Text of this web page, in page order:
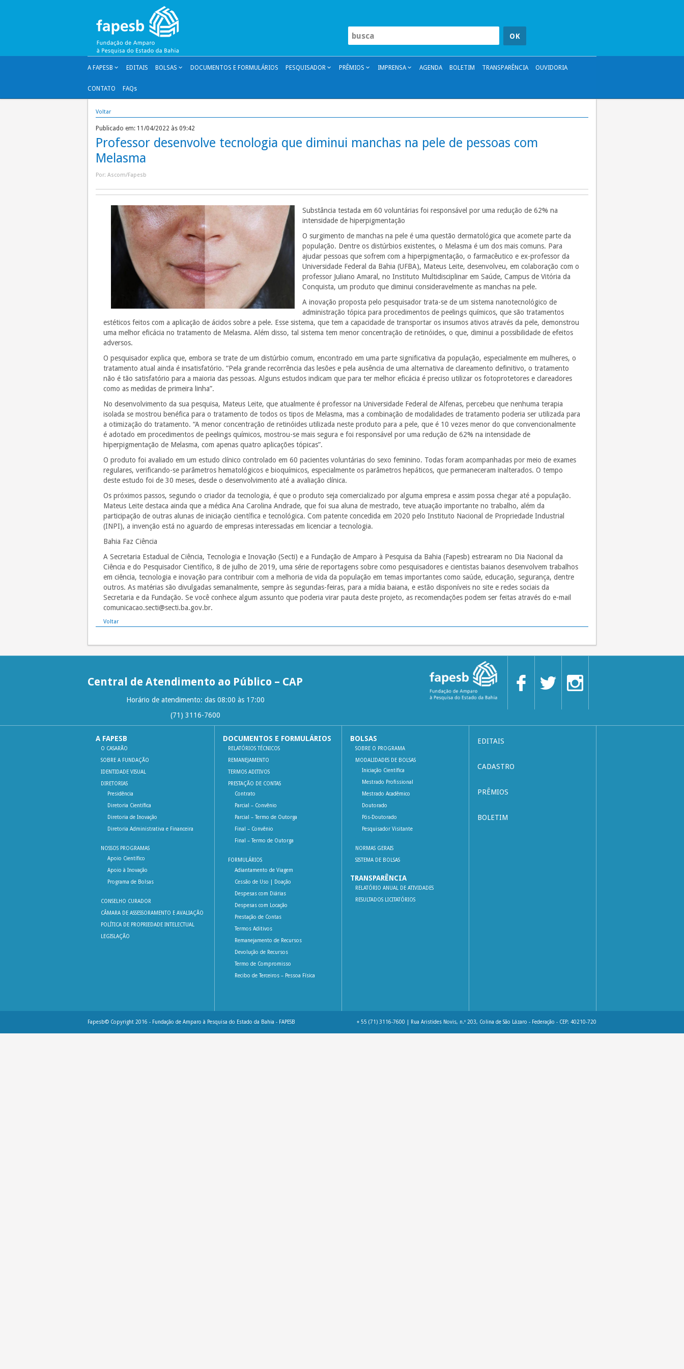
A FAPESB EDITAIS BOLSAS DOCUMENTOS E FORMULÁRIOS PESQUISADOR PRÊMIOS IMPRENSA AGENDA BOLETIM TRANSPARÊNCIA OUVIDORIA
CONTATO FAQs
Voltar
Publicado em: 11/04/2022 às 09:42
Professor desenvolve tecnologia que diminui manchas na pele de pessoas com
Melasma
Por: Ascom/Fapesb
Substância testada em 60 voluntárias foi responsável por uma redução de 62% na
intensidade de hiperpigmentação
O surgimento de manchas na pele é uma questão dermatológica que acomete parte da
população. Dentre os distúrbios existentes, o Melasma é um dos mais comuns. Para
ajudar pessoas que sofrem com a hiperpigmentação, o farmacêutico e ex-professor da
Universidade Federal da Bahia (UFBA), Mateus Leite, desenvolveu, em colaboração com o
professor Juliano Amaral, no Instituto Multidisciplinar em Saúde, Campus de Vitória da
Conquista, um produto que diminui consideravelmente as manchas na pele.
A inovação proposta pelo pesquisador trata-se de um sistema nanotecnológico de
administração tópica para procedimentos de peelings químicos, que são tratamentos
estéticos feitos com a aplicação de ácidos sobre a pele. Esse sistema, que tem a capacidade de transportar os insumos ativos através da pele, demonstrou
uma melhor eficácia no tratamento de Melasma. Além disso, tal sistema tem menor concentração de retinóides, o que, diminui a possibilidade de efeitos
adversos.
O pesquisador explica que, embora se trate de um distúrbio comum, encontrado em uma parte significativa da população, especialmente em mulheres, o
tratamento atual ainda é insatisfatório. “Pela grande recorrência das lesões e pela ausência de uma alternativa de clareamento definitivo, o tratamento
não é tão satisfatório para a maioria das pessoas. Alguns estudos indicam que para ter melhor eficácia é preciso utilizar os fotoprotetores e clareadores
como as medidas de primeira linha”.
No desenvolvimento da sua pesquisa, Mateus Leite, que atualmente é professor na Universidade Federal de Alfenas, percebeu que nenhuma terapia
isolada se mostrou benéfica para o tratamento de todos os tipos de Melasma, mas a combinação de modalidades de tratamento poderia ser utilizada para
a otimização do tratamento. “A menor concentração de retinóides utilizada neste produto para a pele, que é 10 vezes menor do que convencionalmente
é adotado em procedimentos de peelings químicos, mostrou-se mais segura e foi responsável por uma redução de 62% na intensidade de
hiperpigmentação de Melasma, com apenas quatro aplicações tópicas”.
O produto foi avaliado em um estudo clínico controlado em 60 pacientes voluntárias do sexo feminino. Todas foram acompanhadas por meio de exames
regulares, verificando-se parâmetros hematológicos e bioquímicos, especialmente os parâmetros hepáticos, que permaneceram inalterados. O tempo
deste estudo foi de 30 meses, desde o desenvolvimento até a avaliação clínica.
Os próximos passos, segundo o criador da tecnologia, é que o produto seja comercializado por alguma empresa e assim possa chegar até a população.
Mateus Leite destaca ainda que a médica Ana Carolina Andrade, que foi sua aluna de mestrado, teve atuação importante no trabalho, além da
participação de outras alunas de iniciação científica e tecnológica. Com patente concedida em 2020 pelo Instituto Nacional de Propriedade Industrial
(INPI), a invenção está no aguardo de empresas interessadas em licenciar a tecnologia.
Bahia Faz Ciência
A Secretaria Estadual de Ciência, Tecnologia e Inovação (Secti) e a Fundação de Amparo à Pesquisa da Bahia (Fapesb) estrearam no Dia Nacional da
Ciência e do Pesquisador Científico, 8 de julho de 2019, uma série de reportagens sobre como pesquisadores e cientistas baianos desenvolvem trabalhos
em ciência, tecnologia e inovação para contribuir com a melhoria de vida da população em temas importantes como saúde, educação, segurança, dentre
outros. As matérias são divulgadas semanalmente, sempre às segundas-feiras, para a mídia baiana, e estão disponíveis no site e redes sociais da
Secretaria e da Fundação. Se você conhece algum assunto que poderia virar pauta deste projeto, as recomendações podem ser feitas através do e-mail
comunicacao.secti@secti.ba.gov.br.
Voltar
Central de Atendimento ao Público – CAP
Horário de atendimento: das 08:00 às 17:00
(71) 3116-7600
A FAPESB
O CASARÃO
SOBRE A FUNDAÇÃO
IDENTIDADE VISUAL
DIRETORIAS
Presidência
Diretoria Científica
Diretoria de Inovação
Diretoria Administrativa e Financeira
NOSSOS PROGRAMAS
Apoio Científico
Apoio à Inovação
Programa de Bolsas
CONSELHO CURADOR
CÂMARA DE ASSESSORAMENTO E AVALIAÇÃO
POLÍTICA DE PROPRIEDADE INTELECTUAL
LEGISLAÇÃO
DOCUMENTOS E FORMULÁRIOS
RELATÓRIOS TÉCNICOS
REMANEJAMENTO
TERMOS ADITIVOS
PRESTAÇÃO DE CONTAS
Contrato
Parcial – Convênio
Parcial – Termo de Outorga
Final – Convênio
Final – Termo de Outorga
FORMULÁRIOS
Adiantamento de Viagem
Cessão de Uso | Doação
Despesas com Diárias
Despesas com Locação
Prestação de Contas
Termos Aditivos
Remanejamento de Recursos
Devolução de Recursos
Termo de Compromisso
Recibo de Terceiros – Pessoa Física
BOLSAS
SOBRE O PROGRAMA
MODALIDADES DE BOLSAS
Iniciação Científica
Mestrado Profissional
Mestrado Acadêmico
Doutorado
Pós-Doutorado
Pesquisador Visitante
NORMAS GERAIS
SISTEMA DE BOLSAS
TRANSPARÊNCIA
RELATÓRIO ANUAL DE ATIVIDADES
RESULTADOS LICITATÓRIOS
EDITAIS
CADASTRO
PRÊMIOS
BOLETIM
Fapesb© Copyright 2016 - Fundação de Amparo à Pesquisa do Estado da Bahia - FAPESB + 55 (71) 3116-7600 | Rua Aristides Novis, n.º 203, Colina de São Lázaro - Federação - CEP: 40210-720